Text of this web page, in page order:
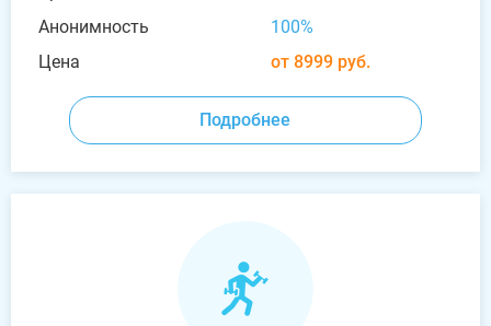
Анонимность
100%
Цена
от 8999 руб.
Подробнее